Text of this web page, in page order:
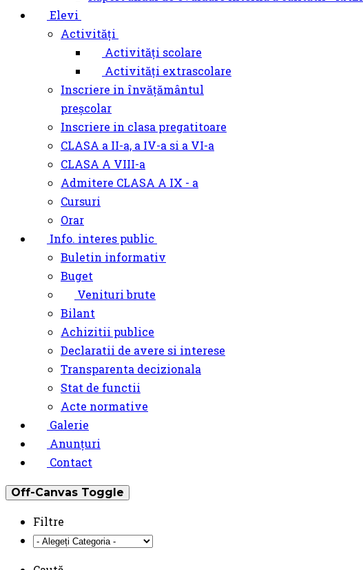
Elevi
Activități
Activități scolare
Activități extrascolare
Inscriere in învățământul
preșcolar
Inscriere in clasa pregatitoare
CLASA a II-a, a IV-a si a VI-a
CLASA A VIII-a
Admitere CLASA A IX - a
Cursuri
Orar
Info. interes public
Buletin informativ
Buget
Venituri brute
Bilant
Achizitii publice
Declaratii de avere si interese
Transparenta decizionala
Stat de functii
Acte normative
Galerie
Anunțuri
Contact
Off-Canvas Toggle
Filtre